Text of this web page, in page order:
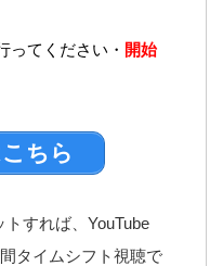
ってください・ 開始
ちら
すれば、YouTube
タイムシフト視聴で